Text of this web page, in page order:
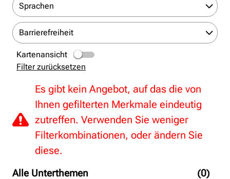
Alle Unterthemen
(0)
Sprachen
Barrierefreiheit
Kartenansicht
Filter zurücksetzen
Es gibt kein Angebot, auf das die von
Ihnen gefilterten Merkmale eindeutig
zutreffen. Verwenden Sie weniger
Filterkombinationen, oder ändern Sie
diese.